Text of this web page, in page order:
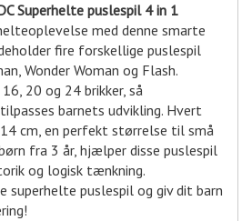
Superhelte puslespil 4 in 1
med denne smarte
fire forskellige puslespil
Wonder Woman og Flash.
20 og 24 brikker, så
barnets udvikling. Hvert
cm, en perfekt størrelse til små
fra 3 år, hjælper disse puslespil
og logisk tænkning.
superhelte puslespil og giv dit barn